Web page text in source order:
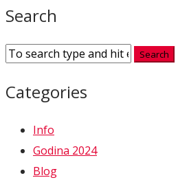
Search
Categories
Info
Godina 2024
Blog